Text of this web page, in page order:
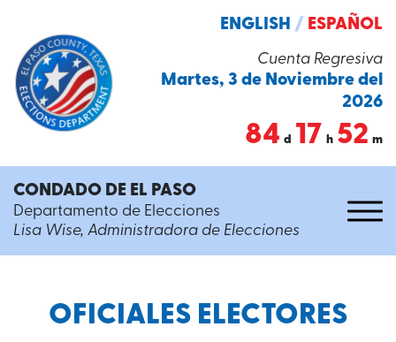
Cuenta Regresiva
Martes, 3 de Noviembre del
2026
84 d 17 h 52 m
ENGLISH / ESPAÑOL
CONDADO DE EL PASO
Departamento de Elecciones
Lisa Wise, Administradora de Elecciones
OFICIALES ELECTORES